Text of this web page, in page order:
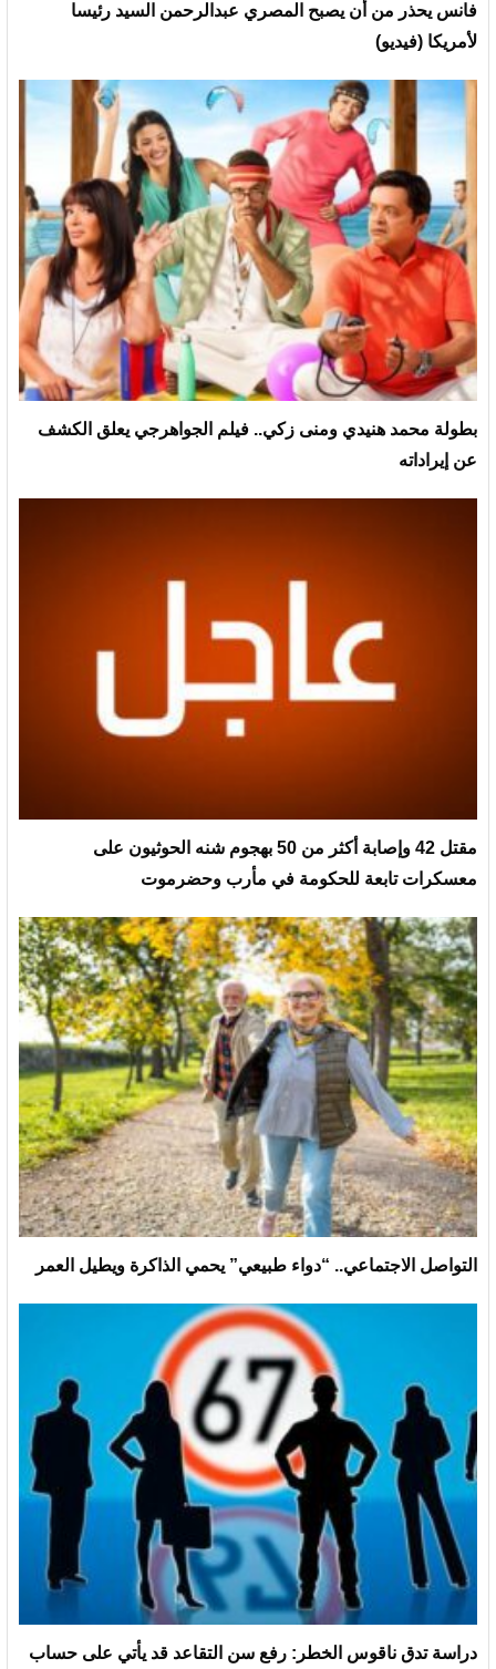
فانس يحذر من أن يصبح المصري عبدالرحمن السيد رئيسا
لأمريكا (فيديو)
بطولة محمد هنيدي ومنى زكي.. فيلم الجواهرجي يعلق الكشف
عن إيراداته
مقتل 42 وإصابة أكثر من 50 بهجوم شنه الحوثيون على
معسكرات تابعة للحكومة في مأرب وحضرموت
التواصل الاجتماعي.. “دواء طبيعي” يحمي الذاكرة ويطيل العمر
دراسة تدق ناقوس الخطر: رفع سن التقاعد قد يأتي على حساب